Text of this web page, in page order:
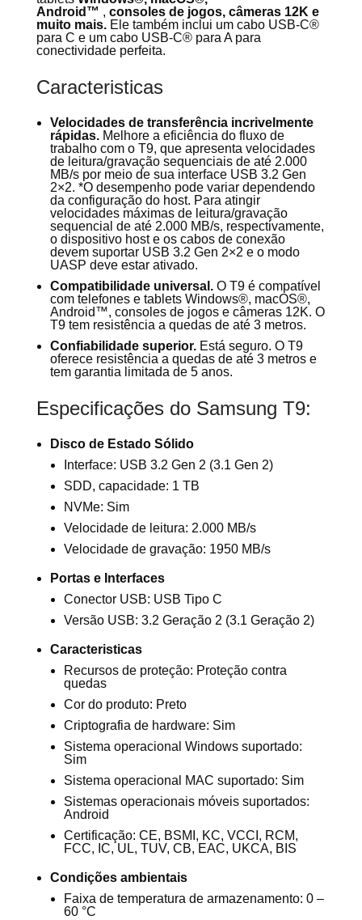
Android™ , consoles de jogos, câmeras 12K e
muito mais. Ele também inclui um cabo USB-C®
para C e um cabo USB-C® para A para
conectividade perfeita.
Caracteristicas
Velocidades de transferência incrivelmente
rápidas. Melhore a eficiência do fluxo de
trabalho com o T9, que apresenta velocidades
de leitura/gravação sequenciais de até 2.000
MB/s por meio de sua interface USB 3.2 Gen
2×2. *O desempenho pode variar dependendo
da configuração do host. Para atingir
velocidades máximas de leitura/gravação
sequencial de até 2.000 MB/s, respectivamente,
o dispositivo host e os cabos de conexão
devem suportar USB 3.2 Gen 2×2 e o modo
UASP deve estar ativado.
Compatibilidade universal. O T9 é compatível
com telefones e tablets Windows®, macOS®,
Android™, consoles de jogos e câmeras 12K. O
T9 tem resistência a quedas de até 3 metros.
Confiabilidade superior. Está seguro. O T9
oferece resistência a quedas de até 3 metros e
tem garantia limitada de 5 anos.
Especificações do Samsung T9:
Disco de Estado Sólido
Interface: USB 3.2 Gen 2 (3.1 Gen 2)
SDD, capacidade: 1 TB
NVMe: Sim
Velocidade de leitura: 2.000 MB/s
Velocidade de gravação: 1950 MB/s
Portas e Interfaces
Conector USB: USB Tipo C
Versão USB: 3.2 Geração 2 (3.1 Geração 2)
Caracteristicas
Recursos de proteção: Proteção contra
quedas
Cor do produto: Preto
Criptografia de hardware: Sim
Sistema operacional Windows suportado:
Sim
Sistema operacional MAC suportado: Sim
Sistemas operacionais móveis suportados:
Android
Certificação: CE, BSMI, KC, VCCI, RCM,
FCC, IC, UL, TUV, CB, EAC, UKCA, BIS
Condições ambientais
Faixa de temperatura de armazenamento: 0 –
60 °C